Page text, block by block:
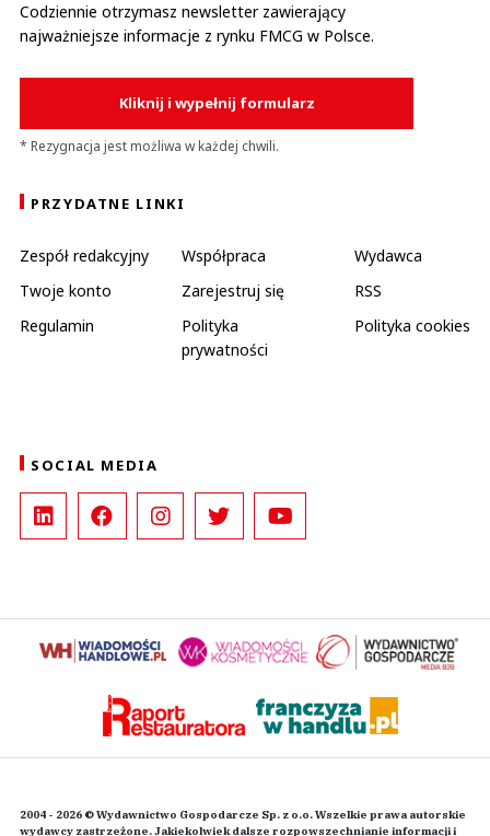
Codziennie otrzymasz newsletter zawierający
najważniejsze informacje z rynku FMCG w Polsce.
Kliknij i wypełnij formularz
* Rezygnacja jest możliwa w każdej chwili.
PRZYDATNE LINKI
Zespół redakcyjny Współpraca
Wydawca
Twoje konto
Zarejestruj się
RSS
Regulamin
Polityka
prywatności
Polityka cookies
SOCIAL MEDIA
2004 - 2026 © Wydawnictwo Gospodarcze Sp. z o.o. Wszelkie prawa autorskie
wydawcy zastrzeżone. Jakiekolwiek dalsze rozpowszechnianie informacji i